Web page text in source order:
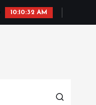
10:10:33 AM